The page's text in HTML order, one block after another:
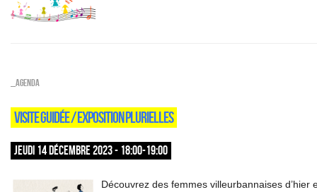
_Agenda
VISITE GUIDÉE / EXPOSITION PLURIELLES
JEUDI 14 DÉCEMBRE 2023 - 18:00-19:00
Découvrez des femmes villeurbannaises d’hier